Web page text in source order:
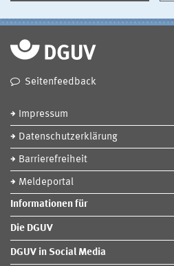
Seitenfeedback
Impressum
Datenschutzerklärung
Barrierefreiheit
Meldeportal
Informationen für
Die DGUV
DGUV in Social Media